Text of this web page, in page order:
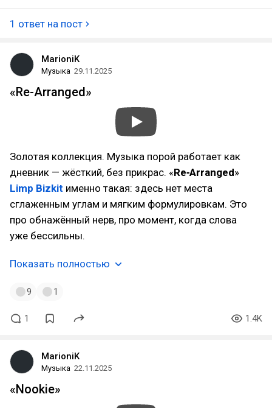
1 ответ на пост
MarioniK
Музыка 29.11.2025
«Re-Arranged»
Золотая коллекция. Музыка порой работает как
дневник — жёсткий, без прикрас. «Re‑Arranged»
Limp Bizkit именно такая: здесь нет места
сглаженным углам и мягким формулировкам. Это
про обнажённый нерв, про момент, когда слова
уже бессильны.
Показать полностью
9 1
1 1.4K
MarioniK
Музыка 22.11.2025
«Nookie»